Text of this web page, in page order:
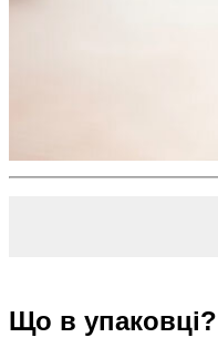
Що в упаковці?